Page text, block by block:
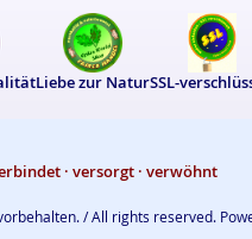
Liebe zur NaturSSL-
· versorgt · verwöhnt
/ All rights reserved.